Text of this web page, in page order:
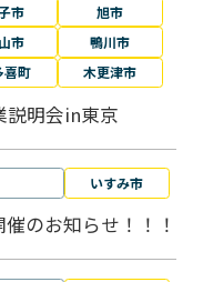
市
旭市
市
鴨川市
喜町 木更津市
説明会in東京
いすみ市
のお知らせ！！！